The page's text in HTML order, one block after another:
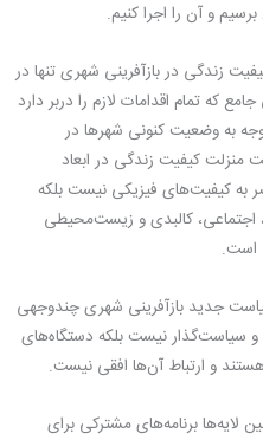
و آن را اجرا کنیم.
زندگی در بازآفرینی شهری تنها در
که تمام اقدامات لازم را دربر دارد
به وضعیت کنونی شهرها در
کیفیت زندگی در ابعاد
به کیفیت‌های فیزیکی نیست بلکه
اجتماعی، کالبدی و زیست‌محیطی
است.
جدید بازآفرینی شهری چندوجهی
سیاست‌گذار نیست بلکه دستگاه‌های
و ارتباط آن‌ها افقی نیست.
لایه‌ها برنامه‌های مشترکی برای